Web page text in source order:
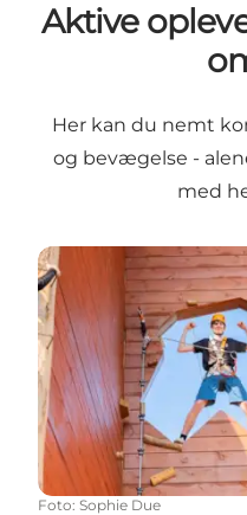
Aktive
Her kan du nemt
og bevægelse -
med
Fyns Sommerland
Foto: Sophie Due